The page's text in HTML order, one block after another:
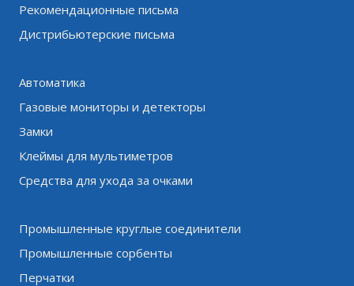
Рекомендационные письма
Дистрибьютерские письма
Автоматика
Газовые мониторы и детекторы
Замки
Клеймы для мультиметров
Средства для ухода за очками
Промышленные круглые соединители
Промышленные сорбенты
Перчатки